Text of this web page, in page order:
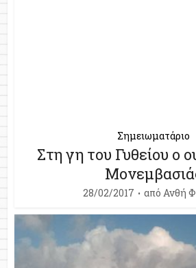
Σημειωματάριο
Στη γη του Γυθείου ο
28/02/2017 από Ανθή